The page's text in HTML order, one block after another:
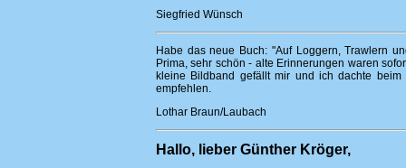
Siegfried Wünsch
Habe das neue Buch: "Auf Loggern, Trawlern
Prima, sehr schön - alte Erinnerungen waren
kleine Bildband gefällt mir und ich dachte
empfehlen.
Lothar Braun/Laubach
Hallo, lieber Günther Kröger,